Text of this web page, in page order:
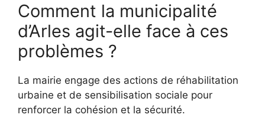
Comment la municipalité
d’Arles agit-elle face à ces
problèmes ?
La mairie engage des actions de réhabilitation
urbaine et de sensibilisation sociale pour
renforcer la cohésion et la sécurité.